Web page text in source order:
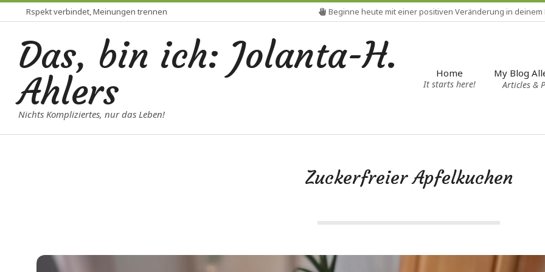
to
content
Rspekt verbindet, Meinungen trennen Beginne heute mit einer positiven Veränderung in deinem
Das, bin ich: Jolanta-H.
Ahlers
Nichts Kompliziertes, nur das Leben!
Home
It starts here!
My Blog
Articles &
Zuckerfreier Apfelkuchen